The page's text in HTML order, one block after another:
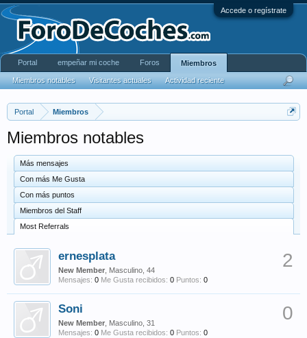
Accede o regístrate
Portal Miembros
Miembros notables
Más mensajes
Con más Me Gusta
Con más puntos
Miembros del Staff
Most Referrals
2
ernesplata
New Member , Masculino, 44
Mensajes: 0 Me Gusta recibidos: 0 Puntos: 0
0
Soni
New Member , Masculino, 31
Mensajes: 0 Me Gusta recibidos: 0 Puntos: 0
Portal empeñar mi coche Foros Miembros
Miembros notables Visitantes actuales Actividad reciente